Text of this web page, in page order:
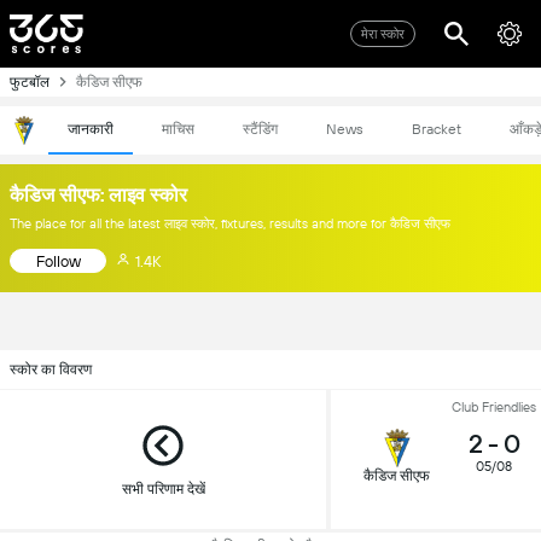
मेरा स्कोर
फुटबॉल कैडिज सीएफ
जानकारी माचिस स्टैंडिंग News Bracket आँकड़े
कैडिज सीएफ: लाइव स्कोर
The place for all the latest लाइव स्कोर, fixtures, results and more for कैडिज सीएफ
Follow 1.4K
स्कोर का विवरण
सभी परिणाम देखें
Club Friendlies
कैडिज सीएफ
2 - 0
05/08